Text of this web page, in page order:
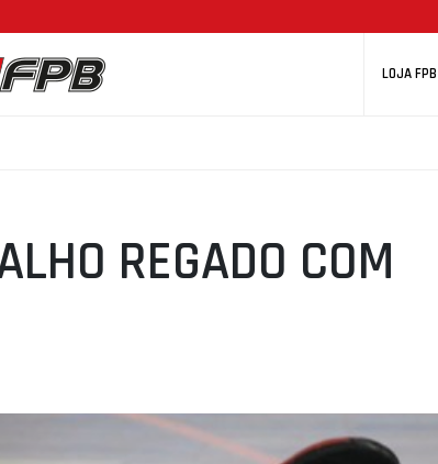
LOJA FPB
REGADO COM